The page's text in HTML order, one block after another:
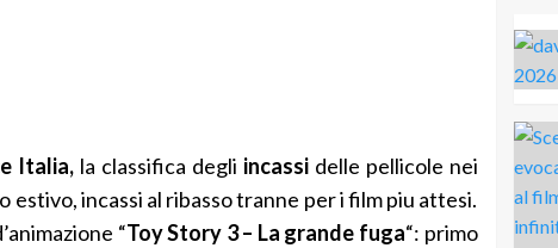
Italia, la classifica degli incassi delle pellicole nei
incassi al ribasso tranne per i film piu attesi.
“Toy Story 3 – La grande fuga“: primo